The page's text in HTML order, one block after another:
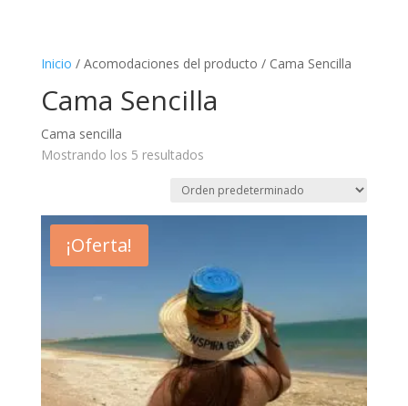
Inicio / Acomodaciones del producto / Cama Sencilla
Cama Sencilla
Cama sencilla
Mostrando los 5 resultados
¡Oferta!